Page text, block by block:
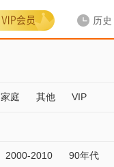
历史
家庭 其他 VIP
2000-2010 90年代